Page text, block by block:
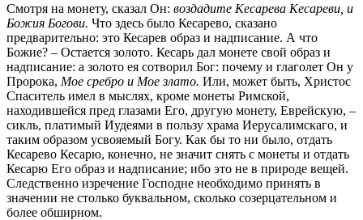
Смотря на монету, сказал Он: воздадите Кесарева Кесареви, и
Божия Богови. Что здесь было Кесарево, сказано
предварительно: это Кесарев образ и надписание. А что
Божие? – Остается золото. Кесарь дал монете свой образ и
надписание: а золото ея сотворил Бог: почему и глаголет Он у
Пророка, Мое сребро и Мое злато. Или, может быть, Христос
Спаситель имел в мыслях, кроме монеты Римской,
находившейся пред глазами Его, другую монету, Еврейскую, –
сикль, платимый Иудеями в пользу храма Иерусалимскаго, и
таким образом усвояемый Богу. Как бы то ни было, отдать
Кесарево Кесарю, конечно, не значит снять с монеты и отдать
Кесарю Его образ и надписание; ибо это не в природе вещей.
Следственно изречение Господне необходимо принять в
значении не столько буквальном, сколько созерцательном и
более обширном.